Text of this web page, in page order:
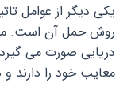
یکی دیگر از عوامل
روش حمل آن است.
دریایی صورت می
معایب خود را دارند